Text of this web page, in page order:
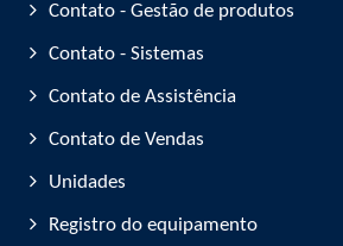
Contato - Gestão de produtos
Contato - Sistemas
Contato de Assistência
Contato de Vendas
Unidades
Registro do equipamento